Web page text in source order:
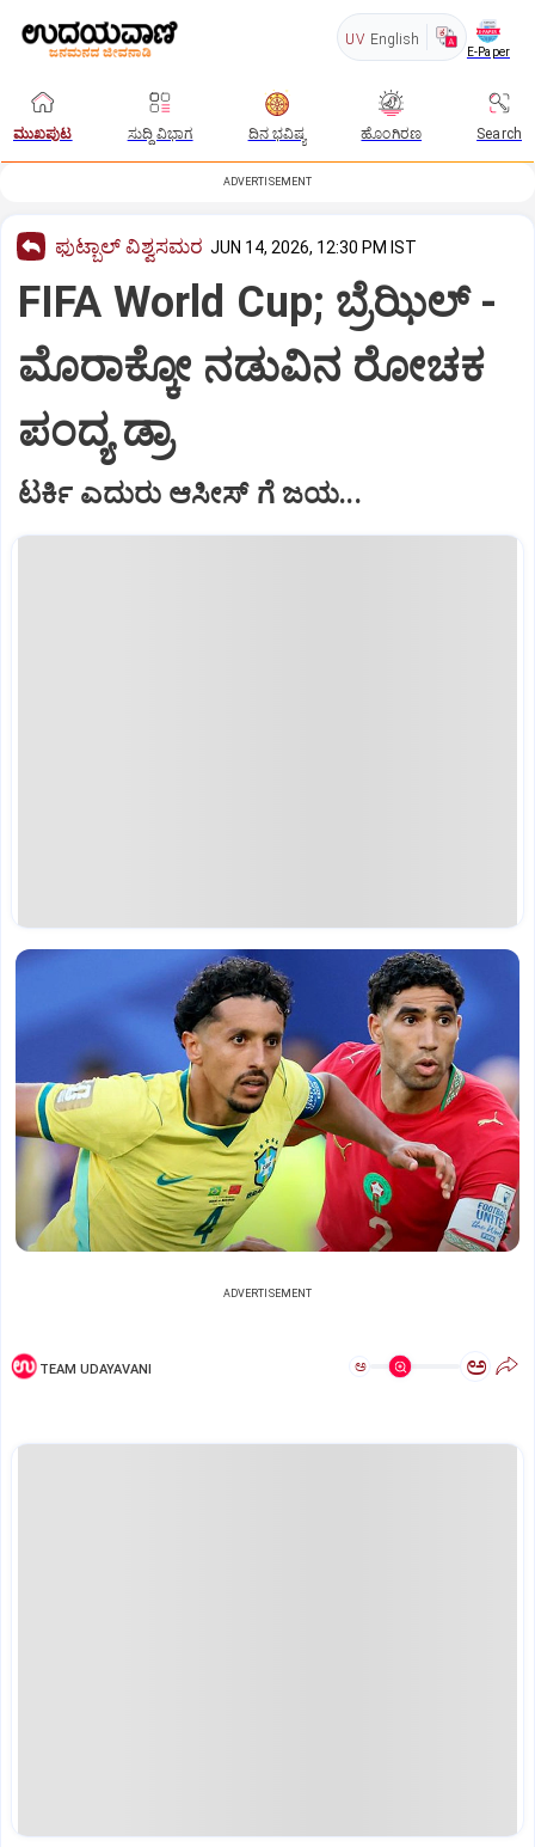
UV English
E-Paper
ಮುಖಪುಟ ಸುದ್ದಿ ವಿಭಾಗ ದಿನ ಭವಿಷ್ಯ ಹೊಂಗಿರಣ Search
ADVERTISEMENT
ಫುಟ್ಬಾಲ್‌ ವಿಶ್ವಸಮರ JUN 14, 2026, 12:30 PM IST
FIFA World Cup; ಬ್ರೆಝಿಲ್ -
ಮೊರಾಕ್ಕೋ ನಡುವಿನ ರೋಚಕ
ಪಂದ್ಯ ಡ್ರಾ
ಟರ್ಕಿ ಎದುರು ಆಸೀಸ್ ಗೆ ಜಯ...
ADVERTISEMENT
TEAM UDAYAVANI ಅ ಅ